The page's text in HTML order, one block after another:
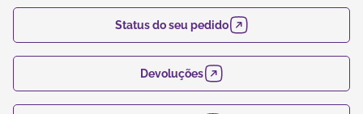
Status do seu pedido
Devoluções